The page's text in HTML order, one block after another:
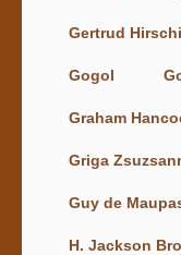
Gertrud Hirschi
Gogol
Graham
Griga
Guy de
H. Jackson